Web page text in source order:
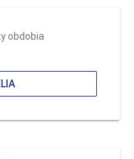
obdobia